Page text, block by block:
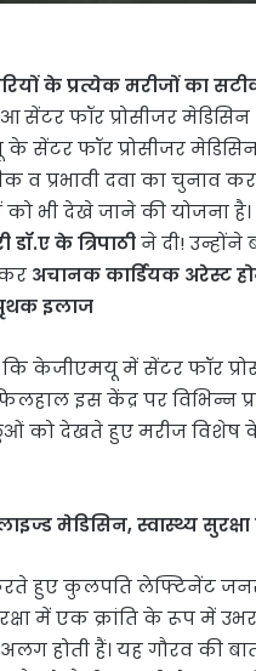
के प्रत्येक मरीजों का
फॉर प्रोसीजर मेडिसिन
फॉर प्रोसीजर
प्रभावी दवा का चुनाव कर
को भी देखे जाने की योजना
डॉ.ए के त्रिपाठीने दी! उन्होंने
अचानक कार्डियक अरेस्ट
इलाज
कि केजीएमयू में सेंटर फॉर
इस केंद्र पर
को देखते हुए मरीज विशेष के
मेडिसिन, स्वास्थ्य
हुए कुलपति लेफ्टिनेंट
में एक क्रांति के रूप में
होती हैं। यह गौरव की